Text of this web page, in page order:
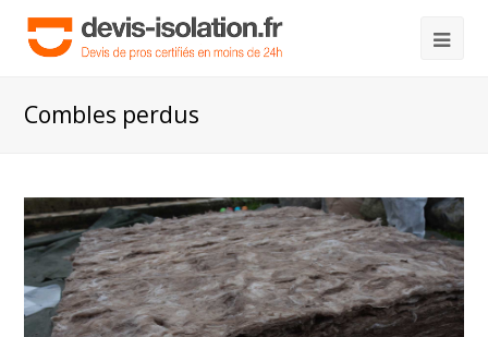
Combles perdus